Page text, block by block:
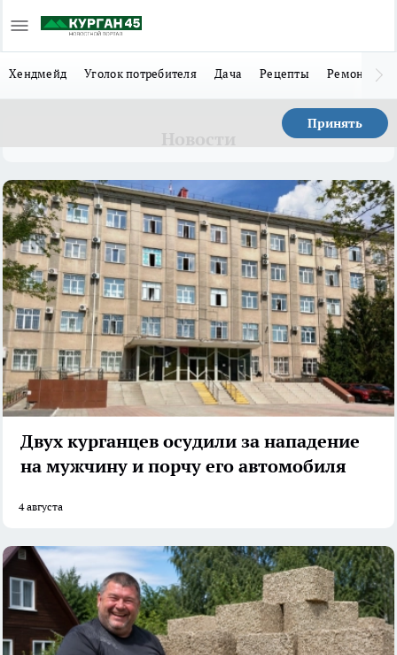
Хендмейд Уголок потребителя Дача Рецепты Ремонт
Принять
Двух курганцев осудили за нападение
на мужчину и порчу его автомобиля
4 августа